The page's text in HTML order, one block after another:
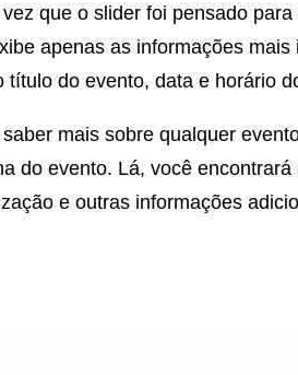
que o slider foi pensado
apenas as informações
título do evento, data e horário
mais sobre qualquer
do evento. Lá, você
e outras informações